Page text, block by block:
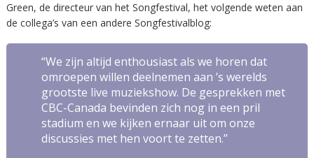
Green, de directeur van het Songfestival, het volgende weten aan
de collega’s van een andere Songfestivalblog:
“We zijn altijd enthousiast als we horen dat
omroepen willen deelnemen aan ’s werelds
grootste live muziekshow. De gesprekken met
CBC-Canada bevinden zich nog in een pril
stadium en we kijken ernaar uit om onze
discussies met hen voort te zetten.”